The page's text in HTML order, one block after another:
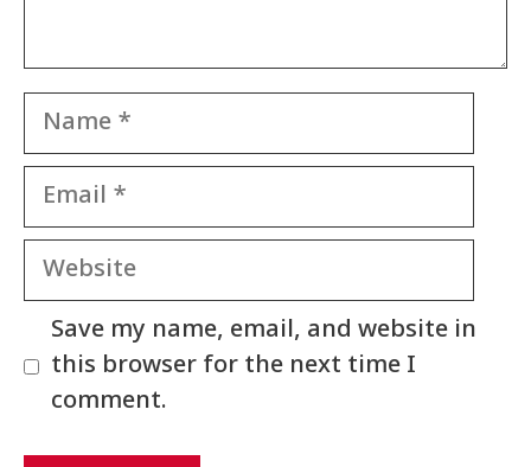
Name
Email
Website
Save my name, email, and website in
this browser for the next time I
comment.